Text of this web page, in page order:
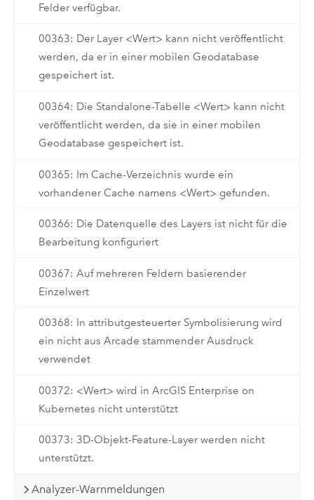
Felder verfügbar.
00363: Der Layer <Wert> kann nicht veröffentlicht
werden, da er in einer mobilen Geodatabase
gespeichert ist.
00364: Die Standalone-Tabelle <Wert> kann nicht
veröffentlicht werden, da sie in einer mobilen
Geodatabase gespeichert ist.
00365: Im Cache-Verzeichnis wurde ein
vorhandener Cache namens <Wert> gefunden.
00366: Die Datenquelle des Layers ist nicht für die
Bearbeitung konfiguriert
00367: Auf mehreren Feldern basierender
Einzelwert
00368: In attributgesteuerter Symbolisierung wird
ein nicht aus Arcade stammender Ausdruck
verwendet
00372: <Wert> wird in ArcGIS Enterprise on
Kubernetes nicht unterstützt
00373: 3D-Objekt-Feature-Layer werden nicht
unterstützt.
Analyzer-Warnmeldungen